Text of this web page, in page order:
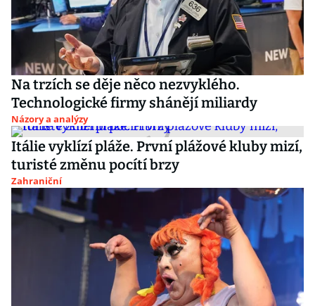
Na trzích se děje něco nezvyklého.
Technologické firmy shánějí miliardy
Názory a analýzy
Itálie vyklízí pláže. První plážové kluby mizí,
turisté změnu pocítí brzy
Zahraniční